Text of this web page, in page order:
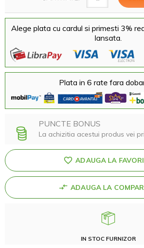
Alege plata cu cardul si primesti 3%
lansata.
Plata in 6 rate fara
PUNCTE BONUS
La achizitia acestui produs vei
ADAUGA LA
ADAUGA LA
IN STOC FURNIZOR